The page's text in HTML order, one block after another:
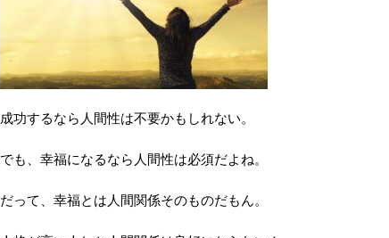
成功するなら人間性は不要かもしれない。
でも、幸福になるなら人間性は必須だよね。
だって、幸福とは人間関係そのものだもん。